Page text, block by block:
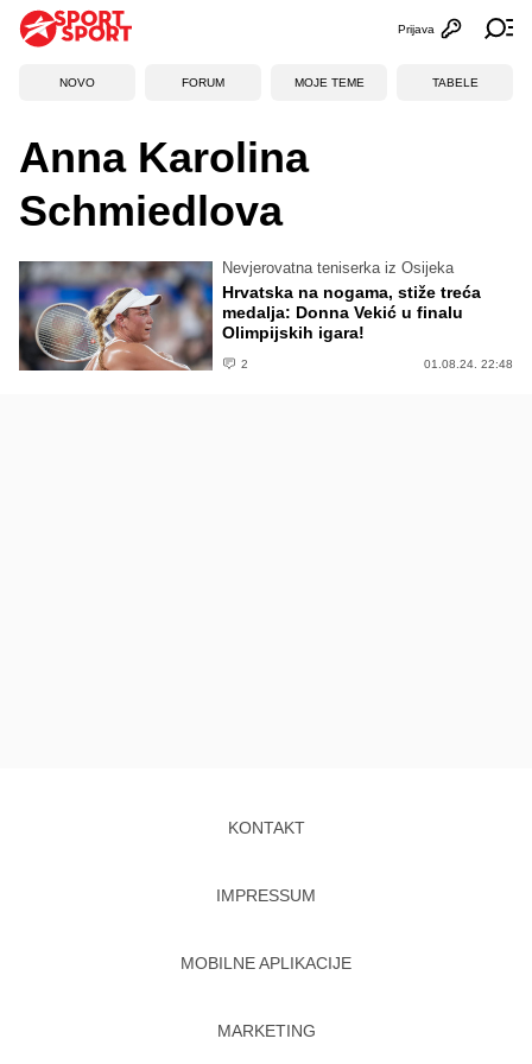
Otvori
Prijava
NOVO FORUM MOJE TEME TABELE
Anna Karolina
Schmiedlova
Nevjerovatna teniserka iz Osijeka
Hrvatska na nogama, stiže treća
medalja: Donna Vekić u finalu
Olimpijskih igara!
2 01.08.24. 22:48
KONTAKT
IMPRESSUM
MOBILNE APLIKACIJE
MARKETING